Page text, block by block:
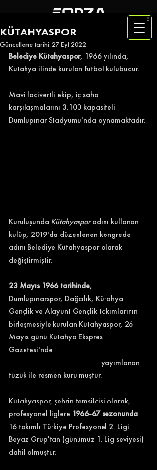
KÜTAHYASPOR
Güncelleme tarihi: 27 Eyl 2022
Belediye Kütahyaspor, 1966 yılında,
Kütahya ilinde kurulan futbol kulübüdür.
Mavi lacivertli ekip, iç saha
karşılaşmalarını 3.100 kapasiteli
Dumlupınar Stadyumu'nda oynamaktadır.
Kuruluşunda Kütahyaspor adını kullanan
kulüp, 2019'da düzenlenen kongrede
adını Belediye Kütahyaspor olarak
değiştirmiştir.
23 Mayıs 1966 tarihinde,
Dumlupınarspor, Dağcılık, Kütahya
Gençlik ve Alayunt Gençlik takımlarının
birleşmesiyle kurulan Kütahyaspor, 26
Mayıs günü Kütahya Ekspres
Gazetesi'nde
tüzük ile resmen kurulmuştur.
Kütahyaspor, şehrin temsilcisi olarak,
profesyonel liglere 1966-67 sezonunda
16 takımlı Türkiye Profesyonel 2. Ligi
Beyaz Grup'tan (günümüz 1. Lig seviyesi)
dahil olmuştur.